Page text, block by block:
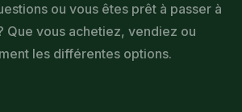
ou vous êtes prêt à passer à
Que vous achetiez, vendiez ou
les différentes options.